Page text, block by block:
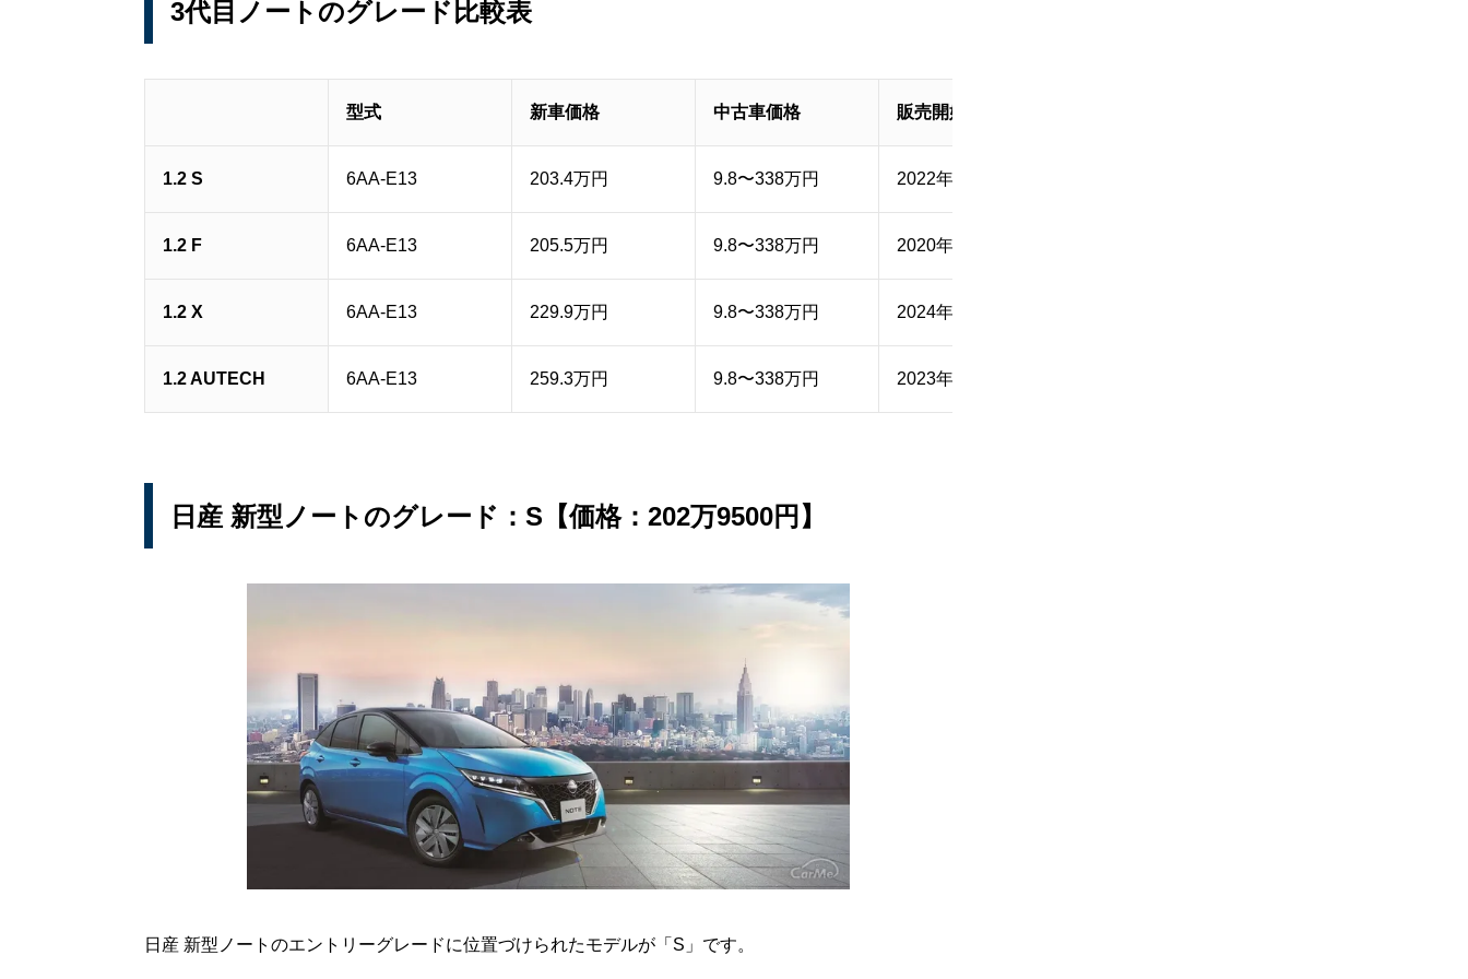
3代目ノートのグレード比較表
型式 新車価格 中古車価格 販売開始年月
1.2 S 6AA-E13 203.4万円 9.8〜338万円 2022年10月
1.2 F 6AA-E13 205.5万円 9.8〜338万円 2020年12月
1.2 X 6AA-E13 229.9万円 9.8〜338万円 2024年1月
1.2 AUTECH 6AA-E13 259.3万円 9.8〜338万円 2023年5月
日産 新型ノートのグレード：S【価格：202万9500円】
日産 新型ノートのエントリーグレードに位置づけられたモデルが「S」です。